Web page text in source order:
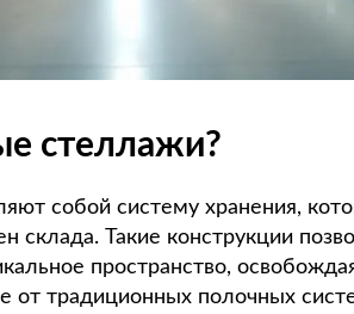
стеллажи?
собой систему хранения,
склада. Такие конструкции
пространство,
от традиционных полочных